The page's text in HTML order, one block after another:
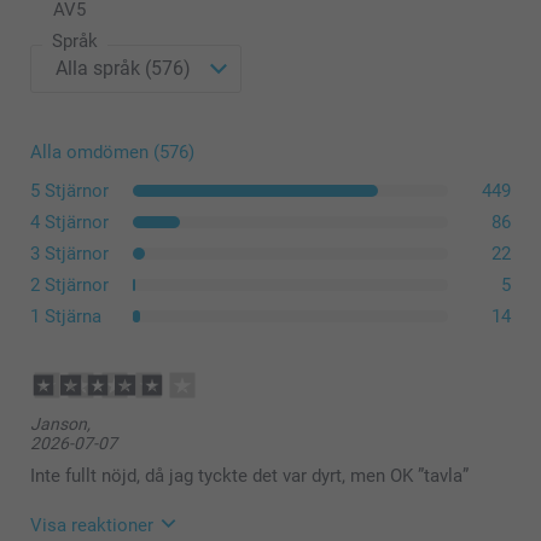
AV5
Språk
Alla omdömen (576)
5 Stjärnor
449
4 Stjärnor
86
3 Stjärnor
22
2 Stjärnor
5
1 Stjärna
14
Janson,
2026-07-07
Inte fullt nöjd, då jag tyckte det var dyrt, men OK ”tavla”
Visa reaktioner